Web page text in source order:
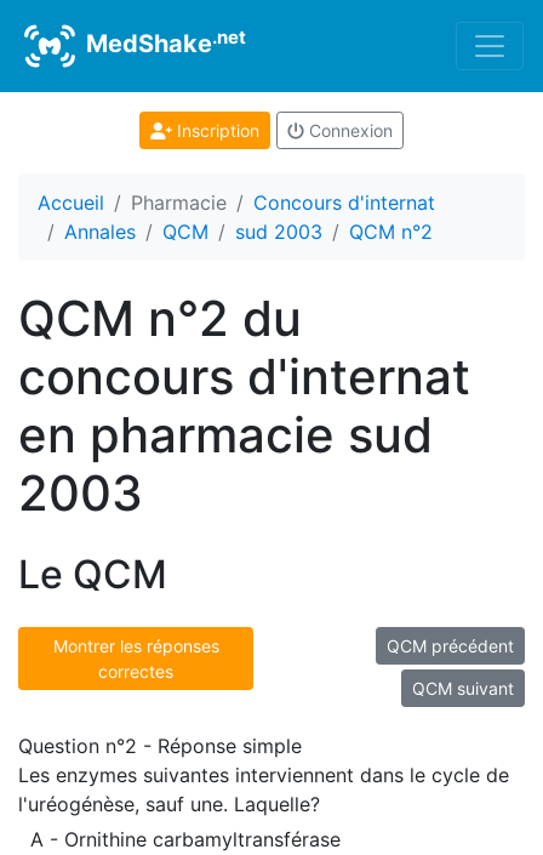
MedShake.net
Inscription Connexion
Accueil Pharmacie
Concours d'internat
Annales
QCM sud 2003 QCM n°2
QCM n°2 du
concours d'internat
en pharmacie sud
2003
Le QCM
Montrer les réponses
correctes
QCM précédent
QCM suivant
Question n°2 - Réponse simple
Les enzymes suivantes interviennent dans le cycle de
l'uréogénèse, sauf une. Laquelle?
A - Ornithine carbamyltransférase